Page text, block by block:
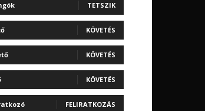
TETSZIK
KÖVETÉS
KÖVETÉS
KÖVETÉS
FELIRATKOZÁS